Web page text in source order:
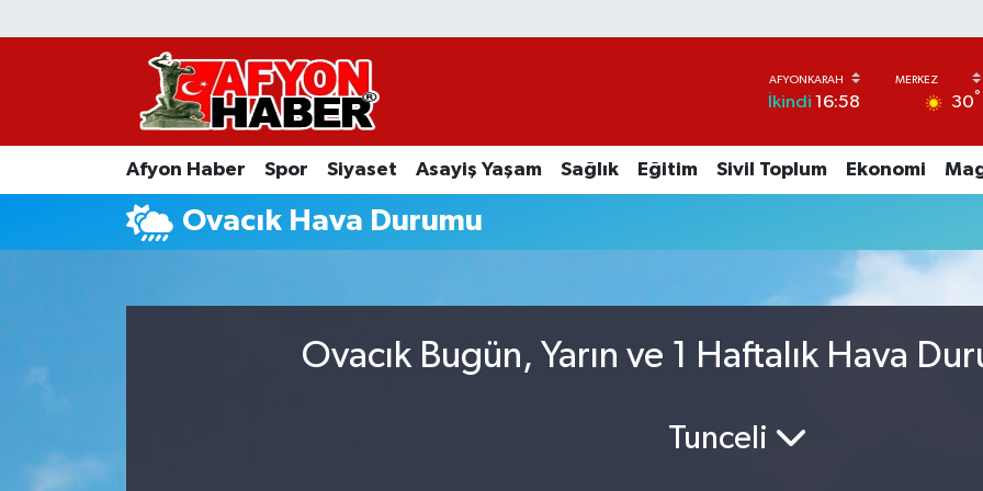
İkindi 16:58 30°
Afyon Haber Spor Siyaset Asayiş Yaşam Sağlık Eğitim Sivil Toplum Ekonomi
Ovacık Hava Durumu
Ovacık Bugün, Yarın ve 1 Haftalık Hava
Tunceli
Afyon Haber
Spor
Asayiş Yaşam